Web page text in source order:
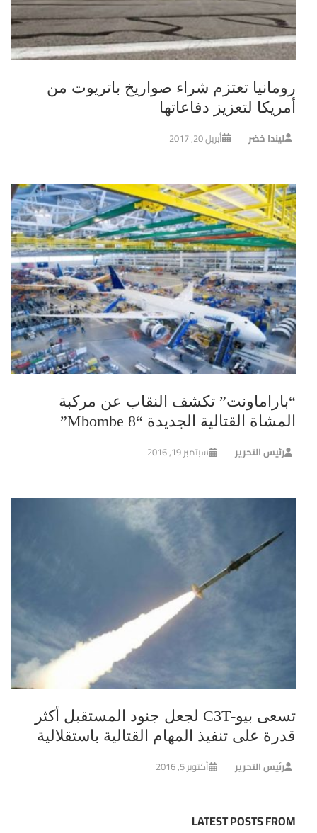
رومانيا تعتزم شراء صواريخ باتريوت من
أمريكا لتعزيز دفاعاتها
ليندا خضر أبريل 20, 2017
“باراماونت” تكشف النقاب عن مركبة
المشاة القتالية الجديدة “Mbombe 8”
رئيس التحرير سبتمبر 19, 2016
تسعى بيو-C3T لجعل جنود المستقبل أكثر
قدرة على تنفيذ المهام القتالية باستقلالية
رئيس التحرير أكتوبر 5, 2016
LATEST POSTS FROM